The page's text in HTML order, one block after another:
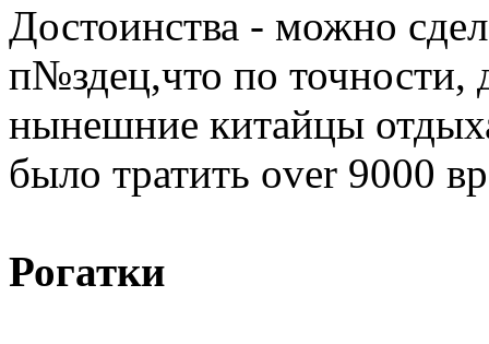
Достоинства - можно
п№здец,что по точности,
нынешние китайцы
было тратить over 9000
Рогатки